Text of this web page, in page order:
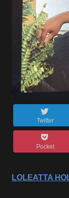
Twitter
Pocket
LOLEATTA